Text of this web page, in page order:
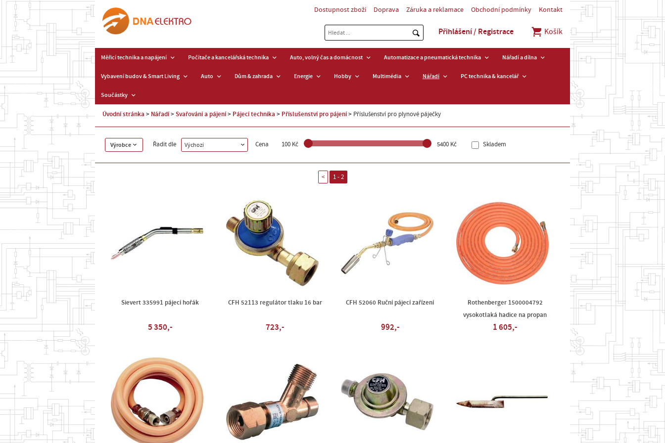
Dostupnost zboží Doprava Záruka a reklamace Obchodní podmínky Kontakt
Přihlášení / Registrace Košík
Měřicí technika a napájení Počítače a kancelářská technika Auto, volný čas a domácnost Automatizace a pneumatická technika Nářadí a dílna
Vybavení budov & Smart Living Auto Dům & zahrada Energie Hobby Multimédia Nářadí PC technika & kancelář
Součástky
Úvodní stránka Nářadí Svařování a pájení Pájecí technika Příslušenství pro pájení Příslušenství pro plynové páječky
Výrobce Řadit dle Výchozí Cena 100 Kč 5400 Kč Skladem
< 1 - 2
Sievert 335991 pájecí hořák
5 350,-
CFH 52113 regulátor tlaku 16 bar
723,-
CFH 52060 Ruční pájecí zařízení
992,-
Rothenberger 1500004792
vysokotlaká hadice na propan
1 605,-